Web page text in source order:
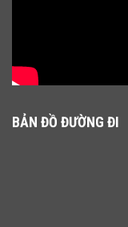
BẢN ĐỒ ĐƯỜNG ĐI